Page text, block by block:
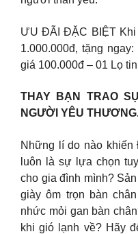
ƯU ĐÃI ĐẶC BIỆT
1.000.000đ, tặng
giá 100.000đ – 01 Lọ
THAY BẠN TRAO
NGƯỜI YÊU
Những lí do nào
luôn là sự lựa chọn
cho gia đình mình?
giày ôm trọn bàn
nhức mỏi gan bàn
khi gió lạnh về? Hãy